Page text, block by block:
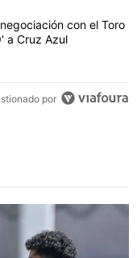
un detalle clave
con el Toro
a Cruz Azul
por